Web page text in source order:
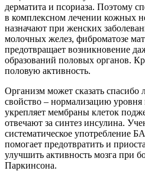
дерматита и псориаза. Поэтому
в комплексном лечении кожных
назначают при женских
молочных желез, фиброматозе
предотвращает возникновение
образований половых органов.
половую активность.
Организм может сказать спасибо
свойство – нормализацию
укрепляет мембраны клеток
отвечают за синтез инсулина.
систематическое употребление
помогает предотвратить и
улучшить активность мозга при
Паркинсона.